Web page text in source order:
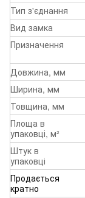
Тип з'єднання
Вид замка
Призначення
Довжина, мм
Ширина, мм
Товщина, мм
Площа в
упаковці, м²
Штук в
упаковці
Продається
кратно